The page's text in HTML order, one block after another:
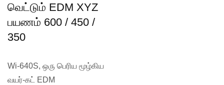
வெட்டும் EDM XYZ
பயணம் 600 / 450 /
350
Wi-640S, ஒரு பெரிய மூழ்கிய
வயர்-கட் EDM